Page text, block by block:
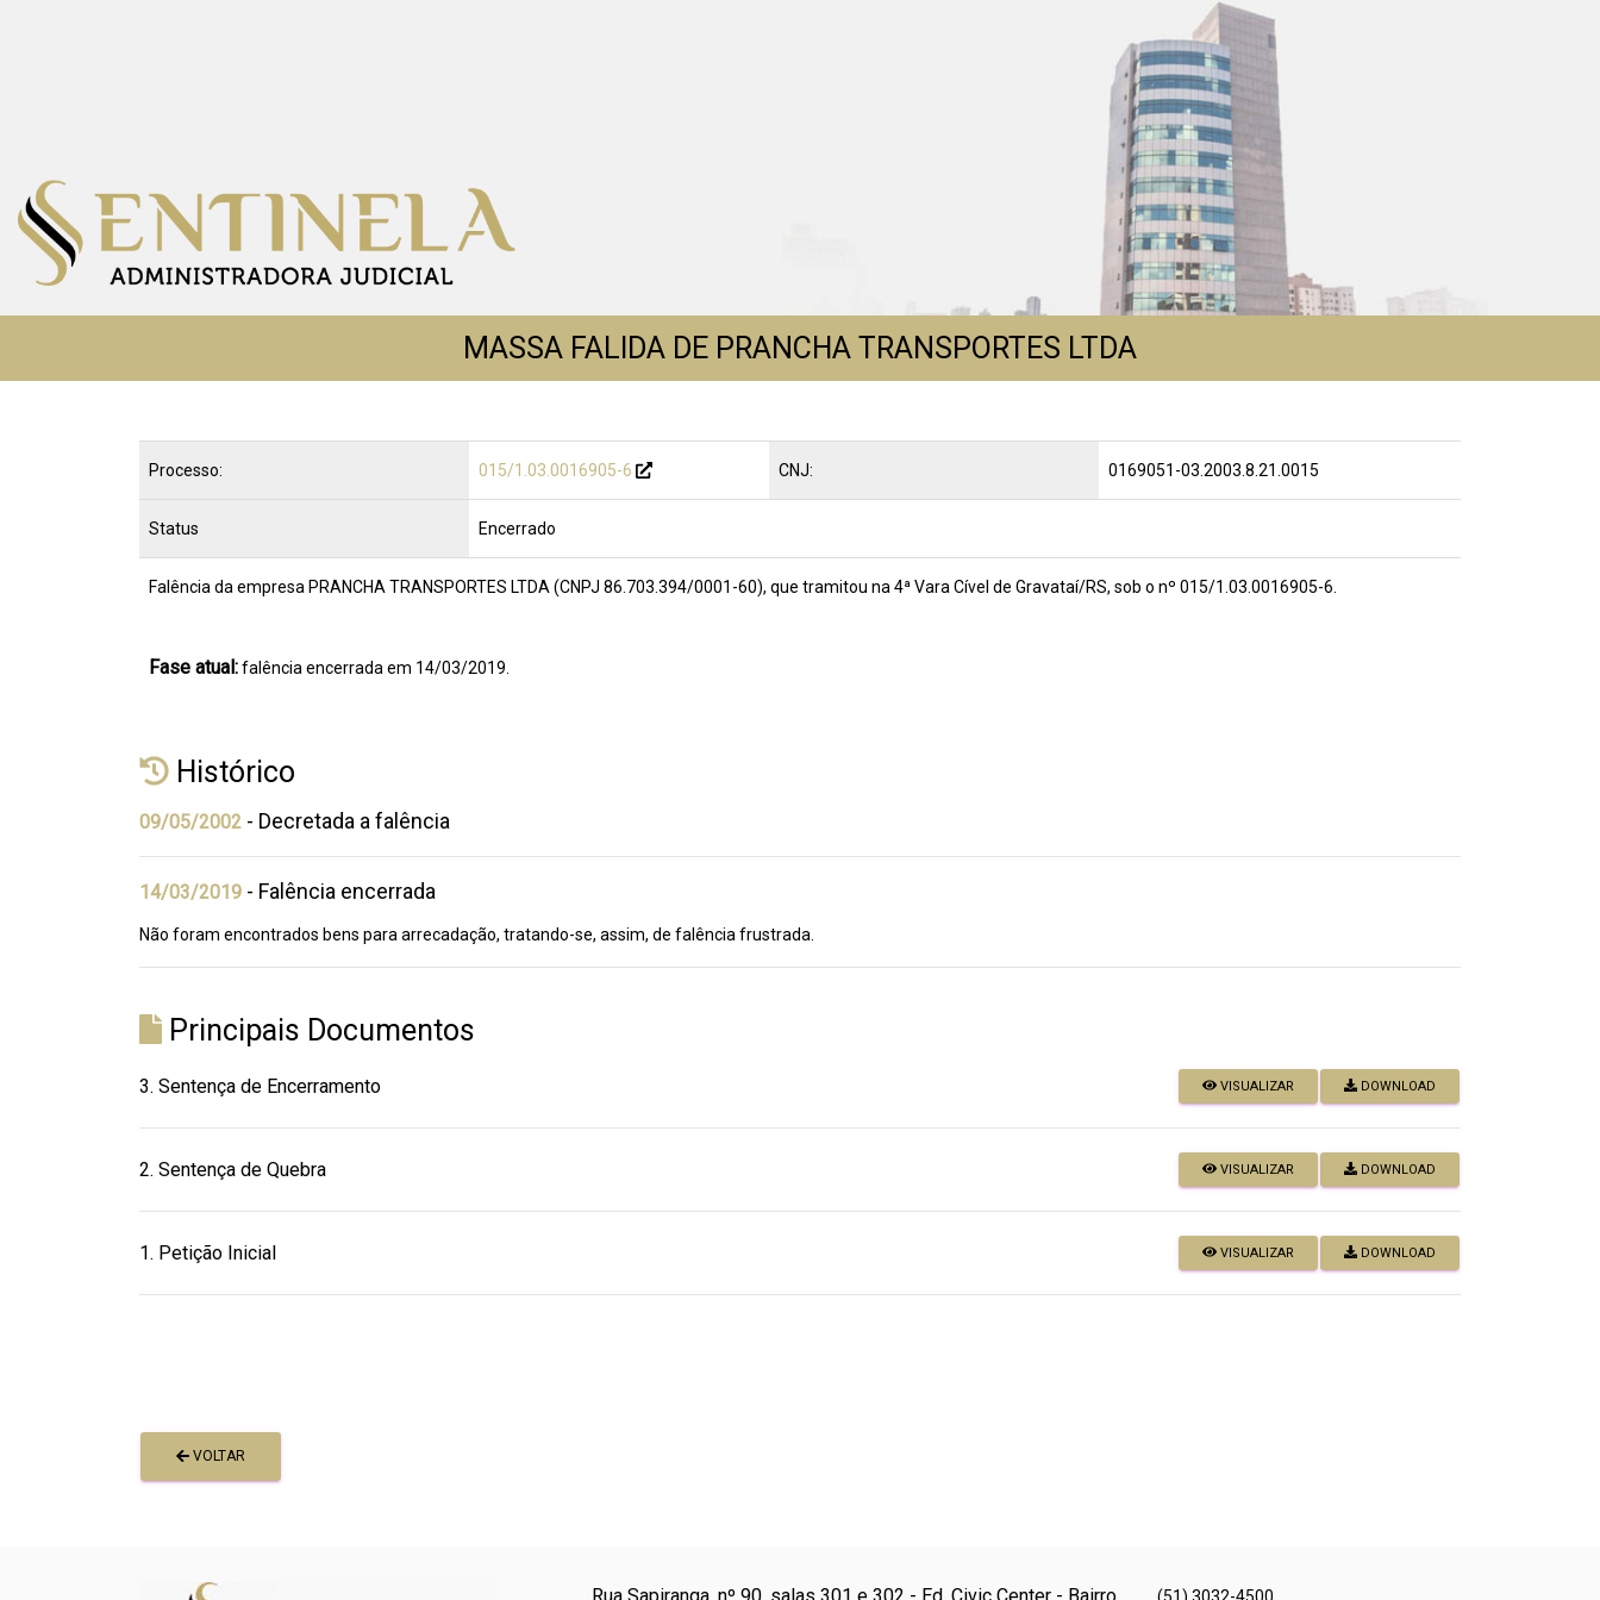
MASSA FALIDA DE PRANCHA TRANSPORTES LTDA
Processo: 015/1.03.0016905-6 CNJ: 0169051-03.2003.8.21.0015
Status Encerrado
Falência da empresa PRANCHA TRANSPORTES LTDA (CNPJ 86.703.394/0001-60), que tramitou na 4ª Vara Cível de Gravataí/RS, sob o nº 015/1.03.0016905-6.
Fase atual:falência encerrada em 14/03/2019.
Histórico
09/05/2002 - Decretada a falência
14/03/2019 - Falência encerrada
Não foram encontrados bens para arrecadação, tratando-se, assim, de falência frustrada.
Principais Documentos
3. Sentença de Encerramento DOWNLOAD
VISUALIZAR
2. Sentença de Quebra DOWNLOAD
VISUALIZAR
1. Petição Inicial DOWNLOAD
VISUALIZAR
VOLTAR